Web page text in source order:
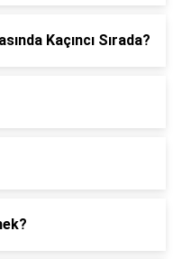
Kaçıncı Sırada?